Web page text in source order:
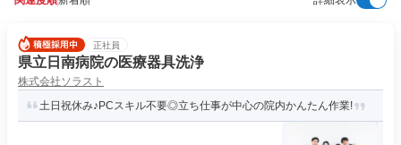
正社員
県立日南病院の医療器具洗浄
株式会社ソラスト
土日祝休み♪PCスキル不要◎立ち仕事が中心の院内かんたん作業!